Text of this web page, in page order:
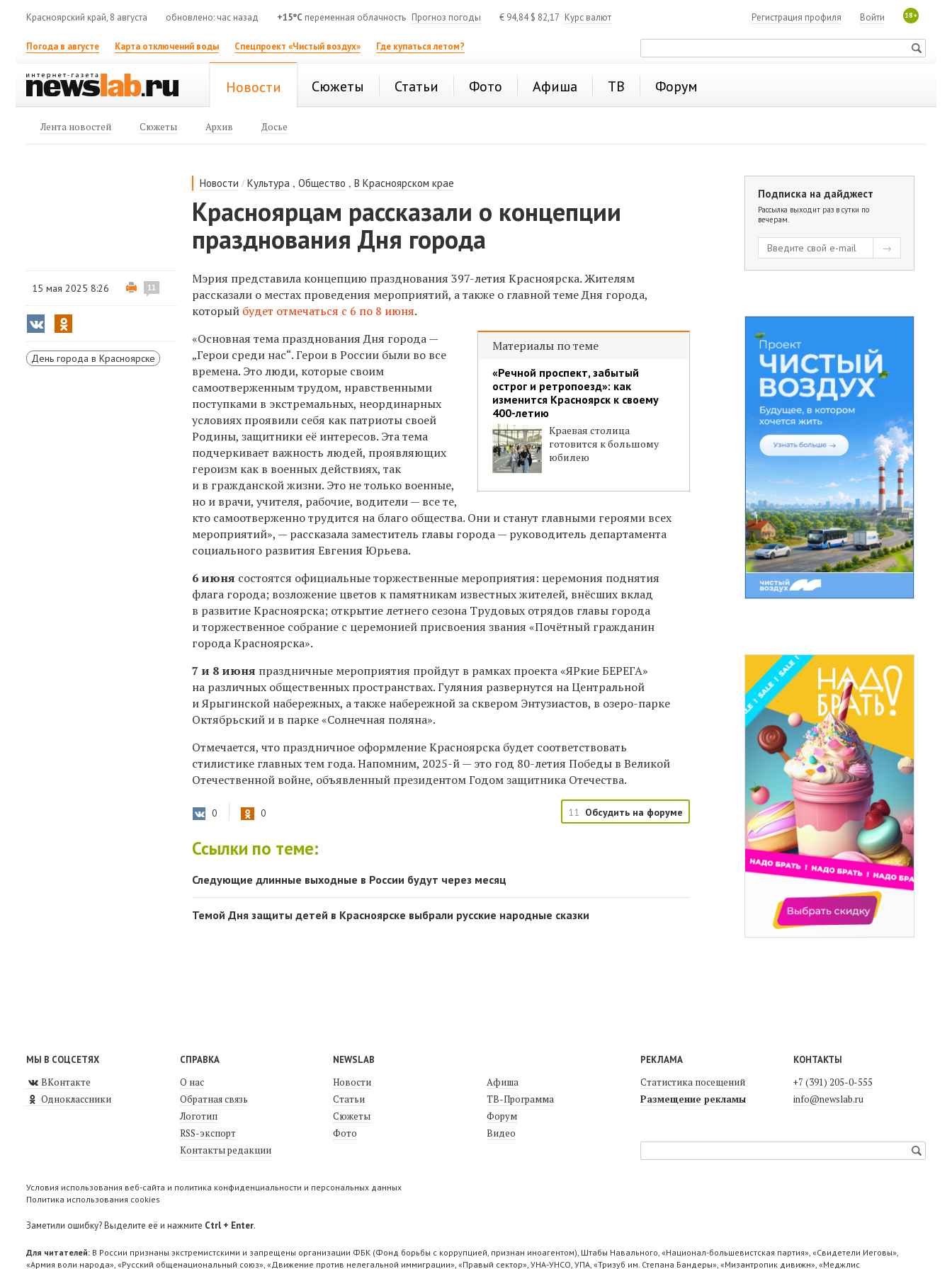
Красноярский край, 8 августа обновлено: час назад +15°C переменная облачность Прогноз погоды € 94,84$ 82,17 Курс валют 18+
Войти
Регистрация профиля
Погода в августе Карта отключений воды Спецпроект «Чистый воздух» Где купаться летом?
Новости Сюжеты Статьи Фото Афиша ТВ Форум
Лента новостей Сюжеты Архив Досье
Новости /Культура ,Общество ,В Красноярском крае
Красноярцам рассказали о концепции
празднования Дня города
15 мая 2025 8:26 11
День города в Красноярске
Мэрия представила концепцию празднования 397-летия Красноярска. Жителям
рассказали о местах проведения мероприятий, а также о главной теме Дня города,
который будет отмечаться с 6 по 8 июня.
Материалы по теме
«Речной проспект, забытый
острог и ретропоезд»: как
изменится Красноярск к своему
400-летию
Краевая столица
готовится к большому
юбилею
«Основная тема празднования Дня города —
„Герои среди нас“. Герои в России были во все
времена. Это люди, которые своим
самоотверженным трудом, нравственными
поступками в экстремальных, неординарных
условиях проявили себя как патриоты своей
Родины, защитники её интересов. Эта тема
подчеркивает важность людей, проявляющих
героизм как в военных действиях, так
и в гражданской жизни. Это не только военные,
но и врачи, учителя, рабочие, водители — все те,
кто самоотверженно трудится на благо общества. Они и станут главными героями всех
мероприятий», — рассказала заместитель главы города — руководитель департамента
социального развития Евгения Юрьева.
6 июня состоятся официальные торжественные мероприятия: церемония поднятия
флага города; возложение цветов к памятникам известных жителей, внёсших вклад
в развитие Красноярска; открытие летнего сезона Трудовых отрядов главы города
и торжественное собрание с церемонией присвоения звания «Почётный гражданин
города Красноярска».
7 и 8 июня праздничные мероприятия пройдут в рамках проекта «ЯРкие БЕРЕГА»
на различных общественных пространствах. Гуляния развернутся наЦентральной
и Ярыгинской набережных, а также набережной за сквером Энтузиастов, в озеро-парке
Октябрьский и в парке «Солнечная поляна».
Отмечается, что праздничное оформление Красноярска будет соответствовать
стилистике главных тем года. Напомним, 2025-й — это год 80-летия Победы в Великой
Отечественной войне, объявленный президентом Годом защитника Отечества.
0 0 11 Обсудить на форуме
Ссылки по теме:
Следующие длинные выходные в России будут через месяц
Темой Дня защиты детей в Красноярске выбрали русские народные сказки
Подписка на дайджест
Рассылка выходит раз в сутки по
вечерам.
МЫ В СОЦСЕТЯХ
ВКонтакте
Одноклассники
СПРАВКА
О нас
Обратная связь
Логотип
RSS-экспорт
Контакты редакции
NEWSLAB
Новости
Статьи
Сюжеты
Фото
Афиша
ТВ-Программа
Форум
Видео
РЕКЛАМА
Статистика посещений
Размещение рекламы
КОНТАКТЫ
+7 (391) 205-0-555
info@newslab.ru
Условия использования веб-сайта и политика конфиденциальности и персональных данных
Политика использования cookies
Заметили ошибку? Выделите её и нажмите Ctrl + Enter.
Для читателей: В России признаны экстремистскими и запрещены организации ФБК (Фонд борьбы с коррупцией, признан иноагентом), Штабы Навального, «Национал-большевистская партия», «Свидетели Иеговы»,
«Армия воли народа», «Русский общенациональный союз», «Движение против нелегальной иммиграции», «Правый сектор», УНА-УНСО, УПА, «Тризуб им. Степана Бандеры», «Мизантропик дивижн», «Меджлис